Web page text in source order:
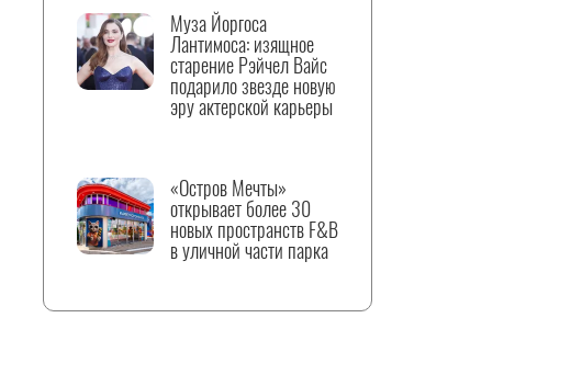
Муза Йоргоса
Лантимоса: изящное
старение Рэйчел Вайс
подарило звезде новую
эру актерской карьеры
«Остров Мечты»
открывает более 30
новых пространств F&B
в уличной части парка